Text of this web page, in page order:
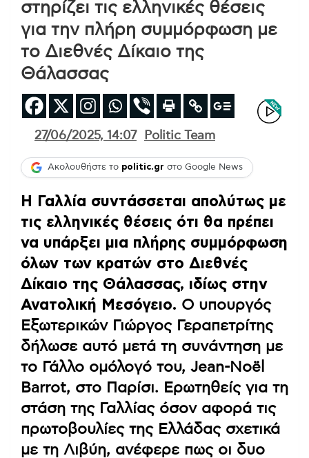
στηρίζει τις ελληνικές θέσεις
για την πλήρη συμμόρφωση με
το Διεθνές Δίκαιο της
Θάλασσας
27/06/2025, 14:07 Politic Team
Ακολουθήστε το politic.gr στο Google News
Η Γαλλία συντάσσεται απολύτως με
τις ελληνικές θέσεις ότι θα πρέπει
να υπάρξει μια πλήρης συμμόρφωση
όλων των κρατών στο Διεθνές
Δίκαιο της Θάλασσας, ιδίως στην
Ανατολική Μεσόγειο. Ο υπουργός
Εξωτερικών Γιώργος Γεραπετρίτης
δήλωσε αυτό μετά τη συνάντηση με
το Γάλλο ομόλογό του, Jean-Noël
Barrot, στο Παρίσι. Ερωτηθείς για τη
στάση της Γαλλίας όσον αφορά τις
πρωτοβουλίες της Ελλάδας σχετικά
με τη Λιβύη, ανέφερε πως οι δυο